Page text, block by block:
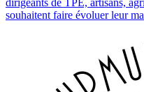
dirigeants de TPE, artisans,
souhaitent faire évoluer leur